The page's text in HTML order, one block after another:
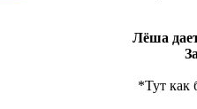
Лёша
*Тут как